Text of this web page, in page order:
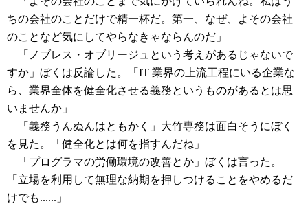
ちの会社のことだけで精一杯だ。第一、なぜ、よその会社
のことなど気にしてやらなきゃならんのだ」
「ノブレス・オブリージュという考えがあるじゃないで
すか」ぼくは反論した。「IT 業界の上流工程にいる企業な
ら、業界全体を健全化させる義務というものがあるとは思
いませんか」
「義務うんぬんはともかく」大竹専務は面白そうにぼく
を見た。「健全化とは何を指すんだね」
「プログラマの労働環境の改善とか」ぼくは言った。
「立場を利用して無理な納期を押しつけることをやめるだ
けでも......」